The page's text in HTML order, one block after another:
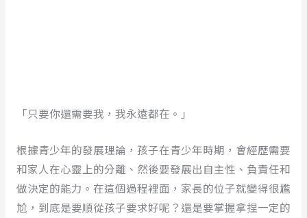
「只要你還需要我，我永遠都在。」
根據青少年的發展理論，孩子在青少年時期，會經歷需要
和家人在心靈上的分離、然後要發展出自主性、負責任和
做決定的能力。在這個過程裡面，家長的位子就變得很尷
尬，到底是要順從孩子要求好呢？還是要掌握拿捏一定的